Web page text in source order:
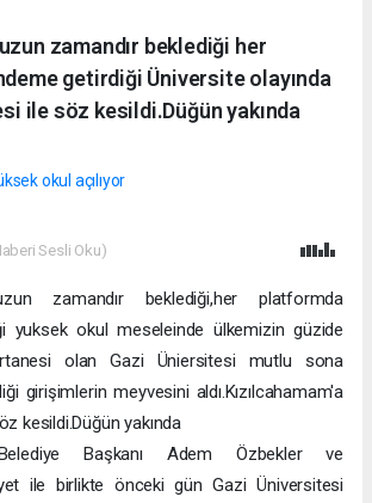
zamandır beklediği her
getirdiği Üniversite olayında
ile söz kesildi.Düğün yakında
Sesli Oku)
zamandır beklediği,her platformda
yuksek okul meseleinde ülkemizin güzide
olan Gazi Üniersitesi mutlu sona
girişimlerin meyvesini aldı.Kızılcahamam'a
kesildi.Düğün yakında
Belediye Başkanı Adem Özbekler ve
ile birlikte önceki gün Gazi Üniversitesi